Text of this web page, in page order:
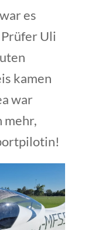
es
Uli
kamen
war
mehr,